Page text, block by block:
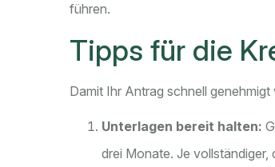
führen.
Tipps für die
Damit Ihr Antrag schnell
Unterlagen bereit halten:
drei Monate. Je vollständiger,